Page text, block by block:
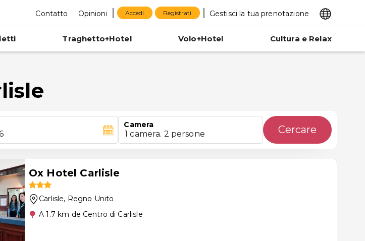
Contatto Opinioni Accedi Registrati Gestisci la tua prenotazione
Traghetto+Hotel Volo+Hotel Cultura e Relax
Camera
1 camera. 2 persone Cercare
Ox Hotel Carlisle
Carlisle, Regno Unito
A 1.7 km de Centro di Carlisle